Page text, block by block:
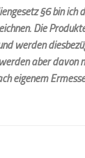
§6 bin ich
Die
werden
aber davon
eigenem